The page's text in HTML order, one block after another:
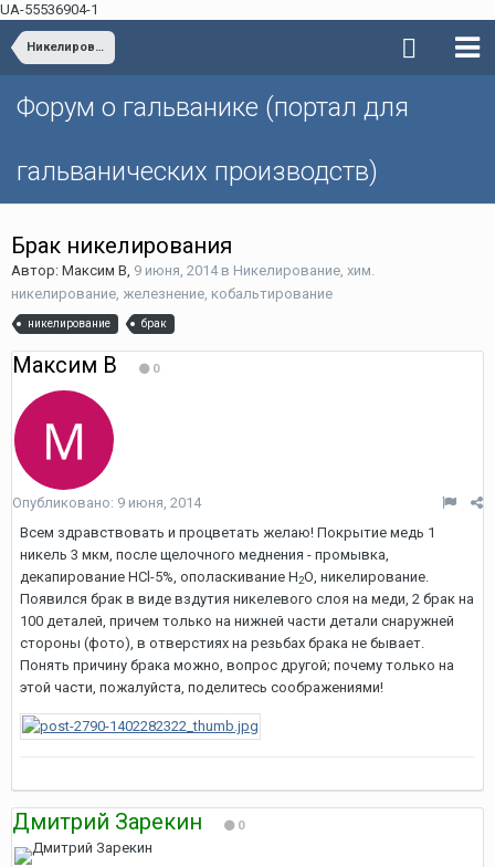
UA-55536904-1
Никелирование, хим. никелирование, железнение, кобальтирование
Форум о гальванике (портал для
гальванических производств)
Брак никелирования
Автор: Максим В, 9 июня, 2014в Никелирование, хим.
никелирование, железнение, кобальтирование
никелирование брак
Максим В 0
Опубликовано: 9 июня, 2014
Всем здравствовать и процветать желаю! Покрытие медь 1
никель 3 мкм, после щелочного меднения - промывка,
декапирование HCl-5%, ополаскивание H2О, никелирование.
Появился брак в виде вздутия никелевого слоя на меди, 2 брак на
100 деталей, причем только на нижней части детали снаружней
стороны (фото), в отверстиях на резьбах брака не бывает.
Понять причину брака можно, вопрос другой; почему только на
этой части, пожалуйста, поделитесь соображениями!
Дмитрий Зарекин 0